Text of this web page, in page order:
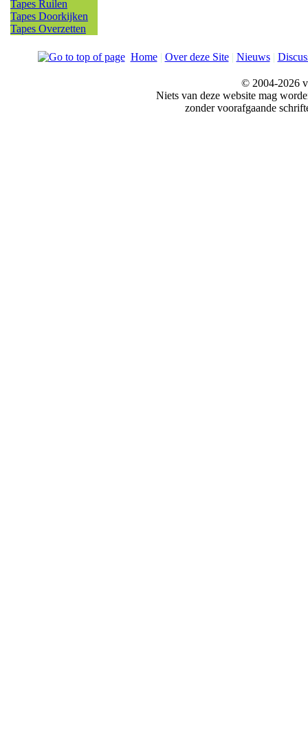
Tapes Ruilen
Tapes Doorkijken
Tapes Overzetten
Home| Over deze Site| Nieuws|
© 2004-2026
Niets van deze website mag
zonder voorafgaande